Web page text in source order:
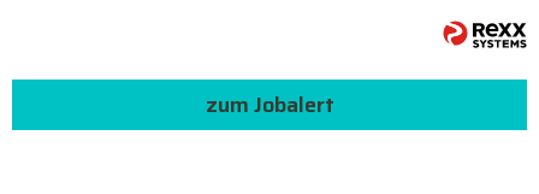
zum Jobalert